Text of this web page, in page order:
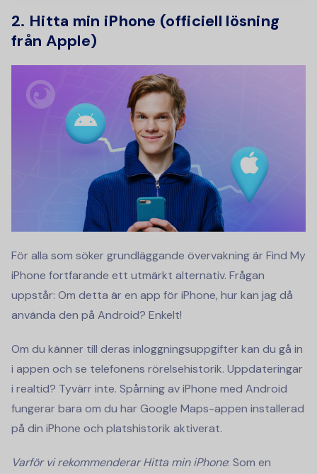
2. Hitta min iPhone (officiell lösning
från Apple)
För alla som söker grundläggande övervakning är Find My
iPhone fortfarande ett utmärkt alternativ. Frågan
uppstår: Om detta är en app för iPhone, hur kan jag då
använda den på Android? Enkelt!
Om du känner till deras inloggningsuppgifter kan du gå in
i appen och se telefonens rörelsehistorik. Uppdateringar
i realtid? Tyvärr inte. Spårning av iPhone med Android
fungerar bara om du har Google Maps-appen installerad
på din iPhone och platshistorik aktiverat.
Varför vi rekommenderar Hitta min iPhone: Som en